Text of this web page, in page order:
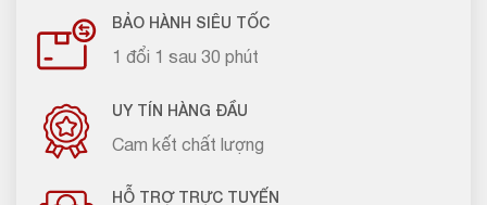
BẢO HÀNH SIÊU TỐC
1 đổi 1 sau 30 phút
UY TÍN HÀNG ĐẦU
Cam kết chất lượng
HỖ TRỢ TRỰC TUYẾN